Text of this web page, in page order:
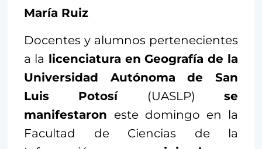
María Ruiz
Docentes y alumnos pertenecientes
a la licenciatura en Geografía de la
Universidad Autónoma de San
Luis Potosí (UASLP)se
manifestaron este domingo en la
Facultad de Ciencias de la